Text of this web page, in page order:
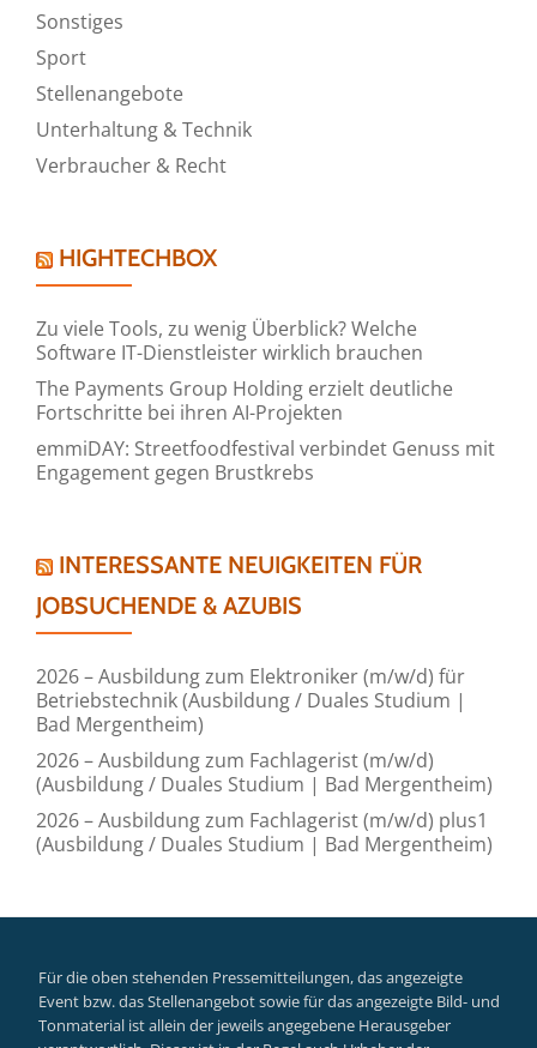
Sonstiges
Sport
Stellenangebote
Unterhaltung & Technik
Verbraucher & Recht
HIGHTECHBOX
Zu viele Tools, zu wenig Überblick? Welche
Software IT-Dienstleister wirklich brauchen
The Payments Group Holding erzielt deutliche
Fortschritte bei ihren AI-Projekten
emmiDAY: Streetfoodfestival verbindet Genuss mit
Engagement gegen Brustkrebs
INTERESSANTE NEUIGKEITEN FÜR
JOBSUCHENDE & AZUBIS
2026 – Ausbildung zum Elektroniker (m/w/d) für
Betriebstechnik (Ausbildung / Duales Studium |
Bad Mergentheim)
2026 – Ausbildung zum Fachlagerist (m/w/d)
(Ausbildung / Duales Studium | Bad Mergentheim)
2026 – Ausbildung zum Fachlagerist (m/w/d) plus1
(Ausbildung / Duales Studium | Bad Mergentheim)
Für die oben stehenden Pressemitteilungen, das angezeigte
Event bzw. das Stellenangebot sowie für das angezeigte Bild- und
Tonmaterial ist allein der jeweils angegebene Herausgeber